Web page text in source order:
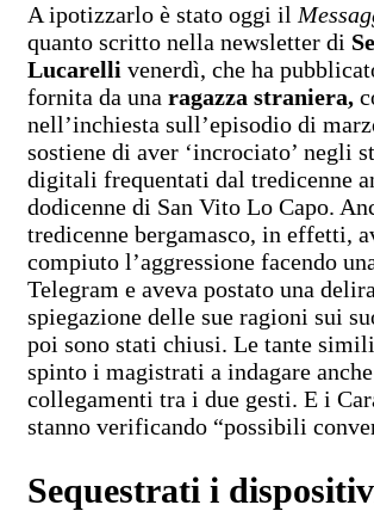
A ipotizzarlo è stato oggi il
quanto scritto nella newsletter di
Lucarelli venerdì, che ha
fornita da una ragazza straniera,
nell’inchiesta sull’episodio di
sostiene di aver ‘incrociato’ negli
digitali frequentati dal tredicenne
dodicenne di San Vito Lo Capo.
tredicenne bergamasco, in effetti,
compiuto l’aggressione facendo
Telegram e aveva postato una
spiegazione delle sue ragioni sui
poi sono stati chiusi. Le tante
spinto i magistrati a indagare
collegamenti tra i due gesti. E i
stanno verificando “possibili
Sequestrati i